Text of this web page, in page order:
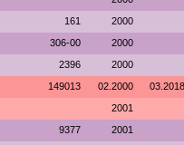
161 2000
306-00 2000
2396 2000
149013 02.2000 03.2018
2001
9377 2001